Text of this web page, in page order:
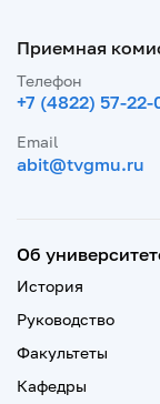
Приемная
Телефон
+7 (4822) 57-22-
Email
abit@tvgmu.ru
Об
История
Руководство
Факультеты
Кафедры